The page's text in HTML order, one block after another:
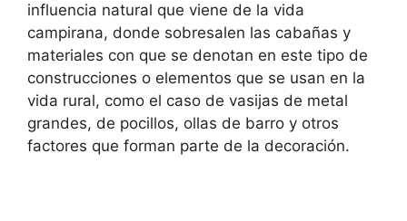
influencia natural que viene de la vida
campirana, donde sobresalen las cabañas y
materiales con que se denotan en este tipo de
construcciones o elementos que se usan en la
vida rural, como el caso de vasijas de metal
grandes, de pocillos, ollas de barro y otros
factores que forman parte de la decoración.